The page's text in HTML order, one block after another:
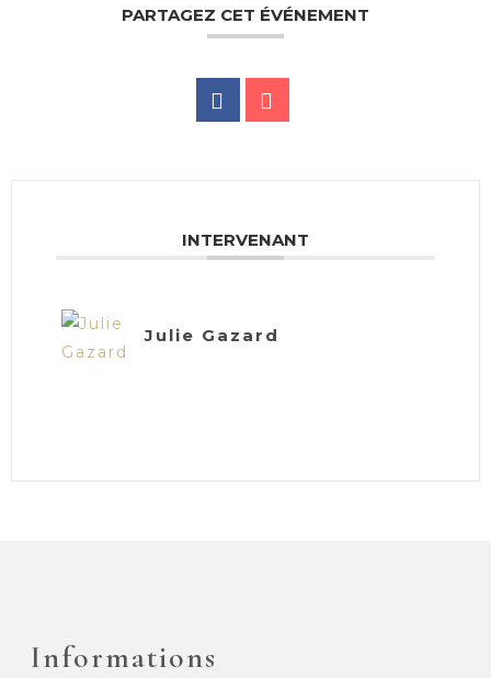
PARTAGEZ CET ÉVÉNEMENT
INTERVENANT
Julie Gazard
Informations